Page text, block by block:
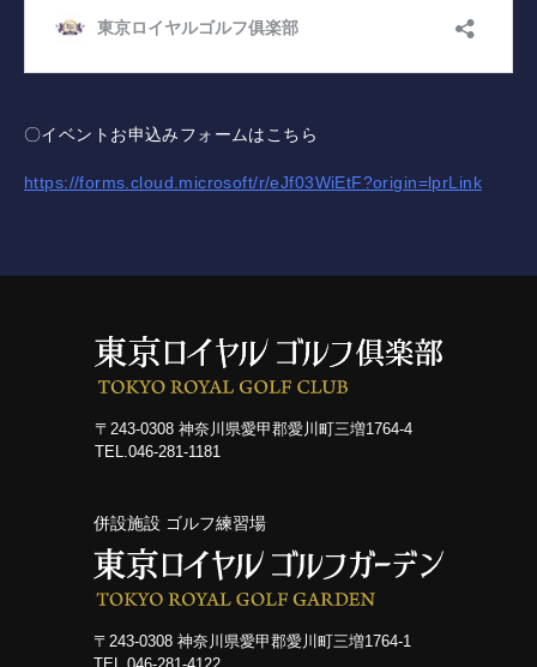
利用案内・料金
レッスン
アクセス
〇イベントお申込みフォームはこちら
https://forms.cloud.microsoft/r/eJf03WiEtF?origin=lprLink
〒243-0308 神奈川県愛甲郡愛川町三増1764-4
TEL.046-281-1181
併設施設 ゴルフ練習場
〒243-0308 神奈川県愛甲郡愛川町三増1764-1